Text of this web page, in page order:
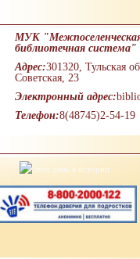
МУК
библиотечная система"
Адрес:301320, Тульская
Советская, 23
Электронный адрес:
Телефон:8(48745)2-54-19